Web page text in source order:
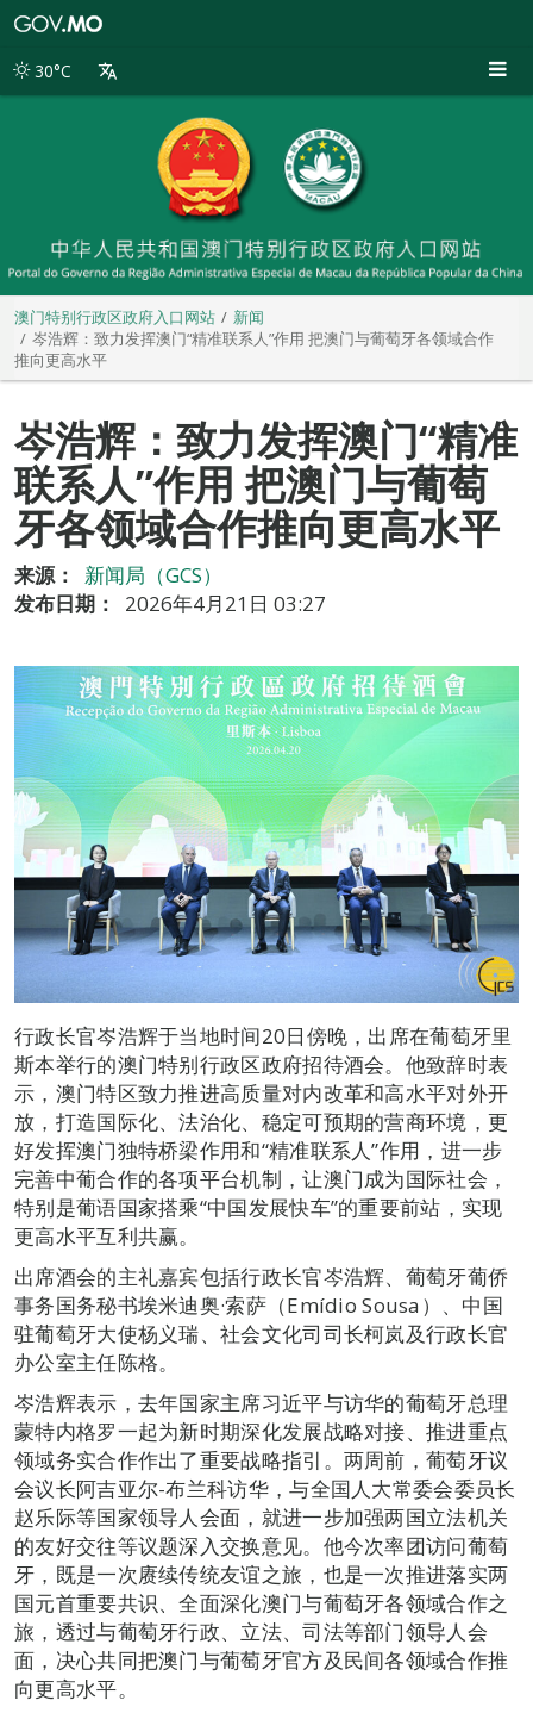
别
30°C
澳门特别行政区政府入口网站
新闻
岑浩辉：致力发挥澳门“精准联系人”作用 把澳门与葡萄牙各领域合作
推向更高水平
岑浩辉：致力发挥澳门“精准
联系人”作用 把澳门与葡萄
牙各领域合作推向更高水平
来源：
新闻局（GCS）
发布日期：
2026年4月21日 03:27
行政长官岑浩辉于当地时间20日傍晚，出席在葡萄牙里
斯本举行的澳门特别行政区政府招待酒会。他致辞时表
示，澳门特区致力推进高质量对内改革和高水平对外开
放，打造国际化、法治化、稳定可预期的营商环境，更
好发挥澳门独特桥梁作用和“精准联系人”作用，进一步
完善中葡合作的各项平台机制，让澳门成为国际社会，
特别是葡语国家搭乘“中国发展快车”的重要前站，实现
更高水平互利共赢。
出席酒会的主礼嘉宾包括行政长官岑浩辉、葡萄牙葡侨
事务国务秘书埃米迪奥·索萨（Emídio Sousa）、中国
驻葡萄牙大使杨义瑞、社会文化司司长柯岚及行政长官
办公室主任陈格。
岑浩辉表示，去年国家主席习近平与访华的葡萄牙总理
蒙特内格罗一起为新时期深化发展战略对接、推进重点
领域务实合作作出了重要战略指引。两周前，葡萄牙议
会议长阿吉亚尔-布兰科访华，与全国人大常委会委员长
赵乐际等国家领导人会面，就进一步加强两国立法机关
的友好交往等议题深入交换意见。他今次率团访问葡萄
牙，既是一次赓续传统友谊之旅，也是一次推进落实两
国元首重要共识、全面深化澳门与葡萄牙各领域合作之
旅，透过与葡萄牙行政、立法、司法等部门领导人会
面，决心共同把澳门与葡萄牙官方及民间各领域合作推
向更高水平。